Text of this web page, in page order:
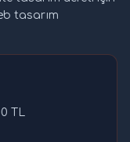
tasarım
TL